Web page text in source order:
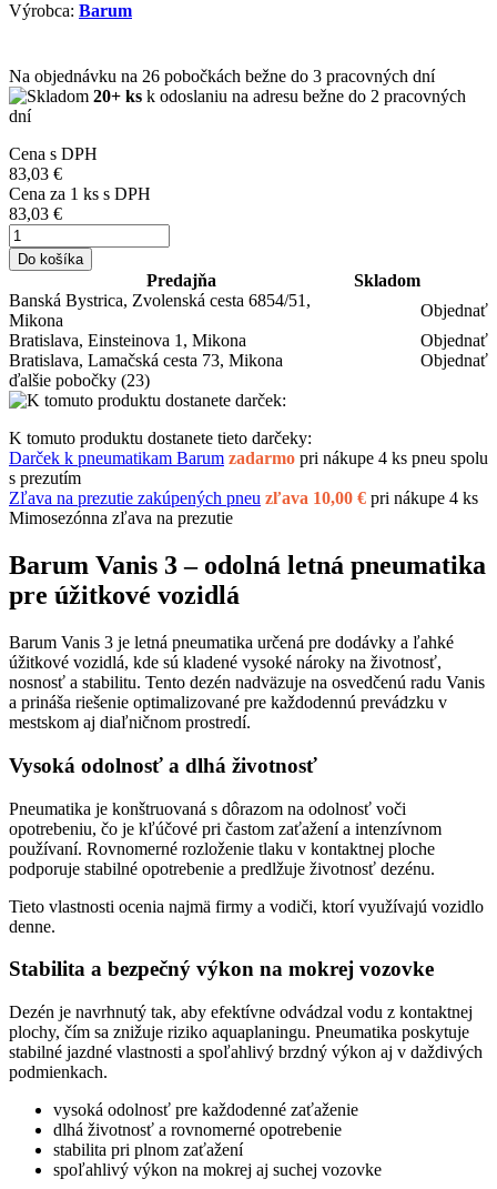
Výrobca: Barum
Na objednávku na 26 pobočkách bežne do 3 pracovných dní
20+ ks k odoslaniu na adresu bežne do 2 pracovných
dní
Cena s DPH
83,03 €
Cena za 1 ks s DPH
83,03 €
Do košíka
Predajňa
Skladom
Banská Bystrica, Zvolenská cesta 6854/51,
Mikona
Objednať
Bratislava, Einsteinova 1, Mikona
Objednať
Bratislava, Lamačská cesta 73, Mikona
Objednať
ďalšie pobočky (23)
K tomuto produktu dostanete tieto darčeky:
Darček k pneumatikam Barum zadarmo pri nákupe 4 ks pneu spolu
s prezutím
Zľava na prezutie zakúpených pneu zľava 10,00 € pri nákupe 4 ks
Mimosezónna zľava na prezutie
Barum Vanis 3 – odolná letná pneumatika
pre úžitkové vozidlá
Barum Vanis 3 je letná pneumatika určená pre dodávky a ľahké
úžitkové vozidlá, kde sú kladené vysoké nároky na životnosť,
nosnosť a stabilitu. Tento dezén nadväzuje na osvedčenú radu Vanis
a prináša riešenie optimalizované pre každodennú prevádzku v
mestskom aj diaľničnom prostredí.
Vysoká odolnosť a dlhá životnosť
Pneumatika je konštruovaná s dôrazom na odolnosť voči
opotrebeniu, čo je kľúčové pri častom zaťažení a intenzívnom
používaní. Rovnomerné rozloženie tlaku v kontaktnej ploche
podporuje stabilné opotrebenie a predlžuje životnosť dezénu.
Tieto vlastnosti ocenia najmä firmy a vodiči, ktorí využívajú vozidlo
denne.
Stabilita a bezpečný výkon na mokrej vozovke
Dezén je navrhnutý tak, aby efektívne odvádzal vodu z kontaktnej
plochy, čím sa znižuje riziko aquaplaningu. Pneumatika poskytuje
stabilné jazdné vlastnosti a spoľahlivý brzdný výkon aj v daždivých
podmienkach.
vysoká odolnosť pre každodenné zaťaženie
dlhá životnosť a rovnomerné opotrebenie
stabilita pri plnom zaťažení
spoľahlivý výkon na mokrej aj suchej vozovke